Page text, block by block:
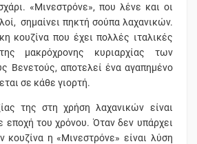
«Μινεστρόνε», που λένε και οι
σημαίνει πηκτή σούπα λαχανικών.
κουζίνα που έχει πολλές ιταλικές
μακρόχρονης κυριαρχίας των
Βενετούς, αποτελεί ένα αγαπημένο
σε κάθε γιορτή.
της στη χρήση λαχανικών είναι
εποχή του χρόνου. Όταν δεν υπάρχει
κουζίνα η «Μινεστρόνε» είναι λύση